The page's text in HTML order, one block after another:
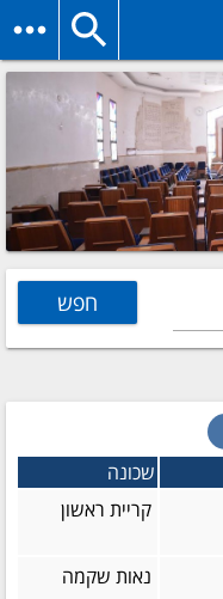
שכונה
קריית ראשון
נאות שקמה